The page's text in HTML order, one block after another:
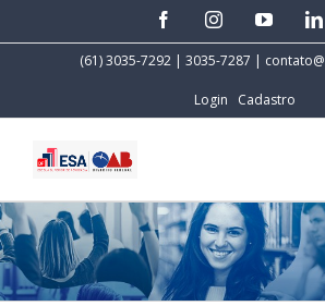
facebookinstagramyoutube
(61) 3035-7292 | 3035-7287 |
Login Cadastro